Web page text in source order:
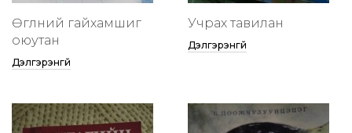
Өглөөний гайхамшиг
оюутан
Дэлгэрэнгүй
Учрах тавилан
Дэлгэрэнгүй